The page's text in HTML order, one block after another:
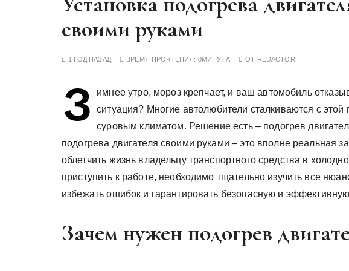
своими руками
1 ГОД НАЗАД ВРЕМЯ ПРОЧТЕНИЯ: 0МИНУТА ОТ REDACTOR
З
имнее утро, мороз крепчает, и ваш автомобиль
ситуация? Многие автолюбители сталкиваются с
суровым климатом. Решение есть – подогрев
подогрева двигателя своими руками – это вполне реальная
облегчить жизнь владельцу транспортного средства в
приступить к работе, необходимо тщательно изучить все
избежать ошибок и гарантировать безопасную и
Зачем нужен подогрев